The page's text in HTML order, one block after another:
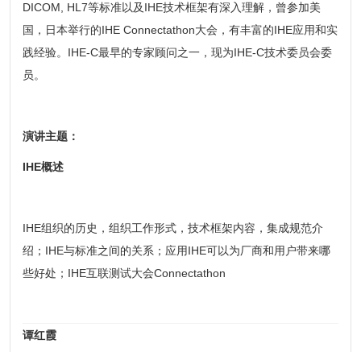
DICOM, HL7等标准以及IHE技术框架有深入理解，曾参加美
国，日本举行的IHE Connectathon大会，有丰富的IHE应用和实
践经验。IHE-C最早的专家顾问之一，现为IHE-C技术委员会委
员。
演讲主题：
IHE概述
IHE组织的历史，组织工作形式，技术框架内容，集成规范介
绍；IHE与标准之间的关系；应用IHE可以为厂商和用户带来哪
些好处；IHE互联测试大会Connectathon
谭红霞